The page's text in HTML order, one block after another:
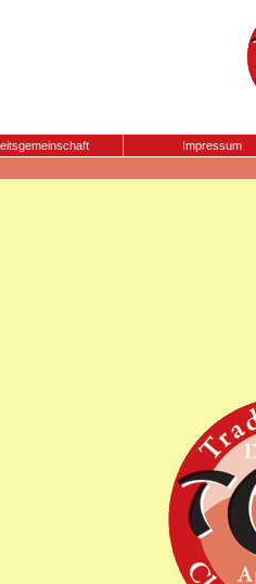
Impressum